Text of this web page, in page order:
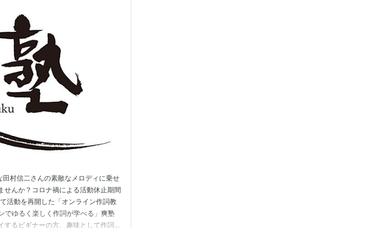
村信二さんの素敵なメロディに乗せ
せんか？コロナ禍による活動休止期間
活動を再開した「オンライン作詞教
でゆるく楽しく作詞が学べる」爽塾
るビギナーの方、趣味として作詞を